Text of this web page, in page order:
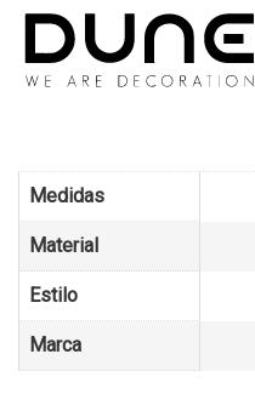
Medidas
Material
Estilo
Marca